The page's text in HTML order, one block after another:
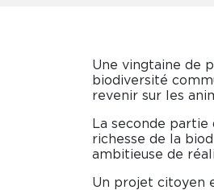
Une vingtaine de
biodiversité
revenir sur les
La seconde
richesse de la
ambitieuse de
Un projet citoyen